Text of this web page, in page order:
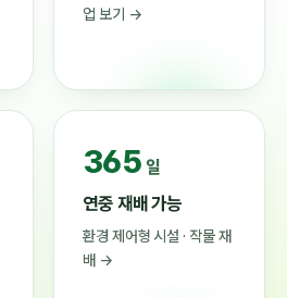
업 보기 →
365 일
연중 재배 가능
환경 제어형 시설 · 작물 재
배 →